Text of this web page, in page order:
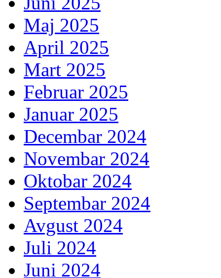
Maj 2025
April 2025
Mart 2025
Februar 2025
Januar 2025
Decembar 2024
Novembar 2024
Oktobar 2024
Septembar 2024
Avgust 2024
Juli 2024
Juni 2024